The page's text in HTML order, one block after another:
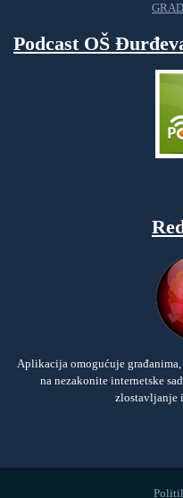
Podcast OŠ
Aplikacija omogućuje
na nezakonite internetske
zlostavljanje